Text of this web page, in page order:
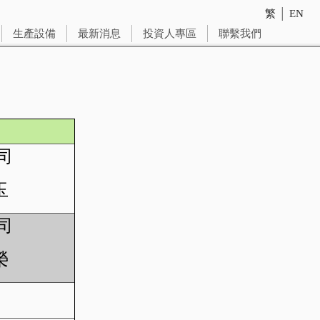
繁
EN
生產設備
最新消息 投資人專區 聯繫我們